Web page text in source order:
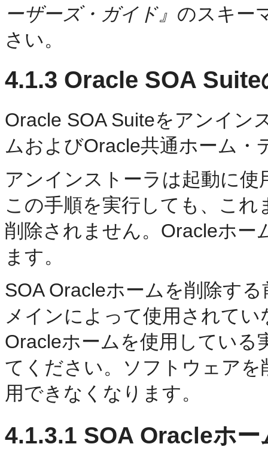
ーザーズ・ガイド』 のスキー
さい。
4.1.3 Oracle SOA Suite
Oracle SOA Suiteをアンイン
ムおよびOracle共通ホーム・
アンインストーラは起動に
この手順を実行しても、こ
削除されません。Oracleホ
ます。
SOA Oracleホームを削除す
メインによって使用されて
Oracleホームを使用している
てください。ソフトウェア
用できなくなります。
4.1.3.1 SOA Oracleホー